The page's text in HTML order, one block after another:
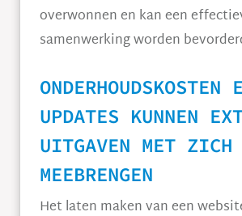
overwonnen en kan een
samenwerking worden
ONDERHOUDSKOSTEN
UPDATES KUNNEN
UITGAVEN MET ZICH
MEEBRENGEN
Het laten maken van een